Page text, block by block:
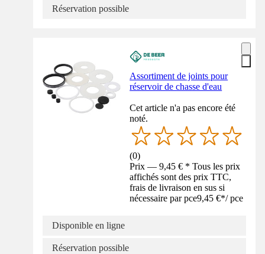
Réservation possible
Assortiment de joints pour
réservoir de chasse d'eau
Cet article n'a pas encore été
noté.
(0)
Prix — 9,45 € * Tous les prix
affichés sont des prix TTC,
frais de livraison en sus si
nécessaire par pce9,45 €*/ pce
Disponible en ligne
Réservation possible